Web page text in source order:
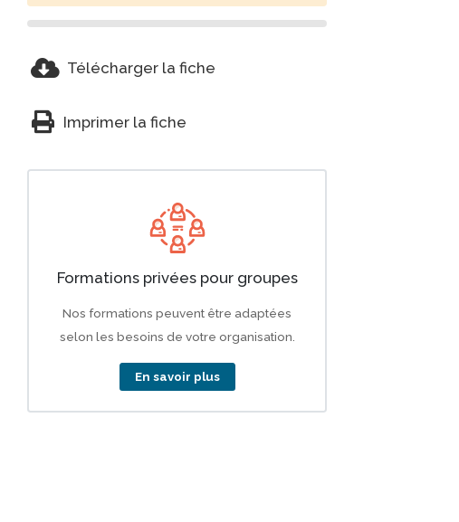
cloud-download-alt Télécharger la fiche
print Imprimer la fiche
Formations privées pour groupes
Nos formations peuvent être adaptées
selon les besoins de votre organisation.
En savoir plus